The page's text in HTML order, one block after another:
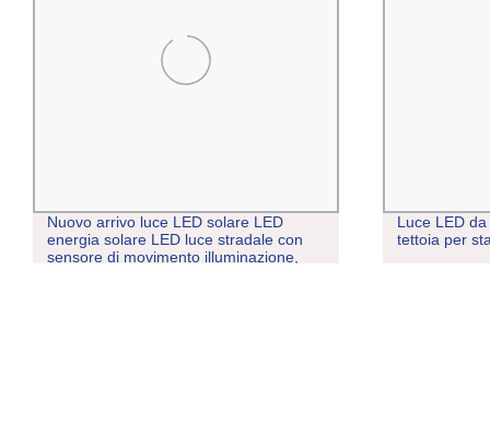
Nuovo arrivo luce LED solare LED
energia solare LED luce stradale con
sensore di movimento illuminazione,
Luce LED
tettoia per